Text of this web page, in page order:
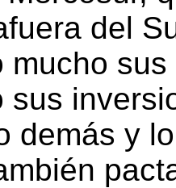
del
mucho
sus
demás y